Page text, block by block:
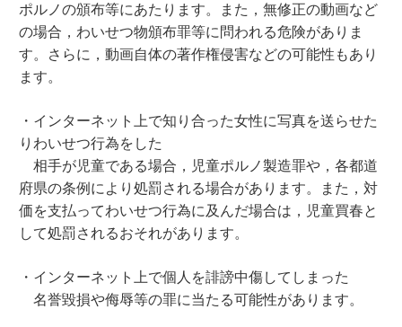
ポルノの頒布等にあたります。また，無修正の動画など
の場合，わいせつ物頒布罪等に問われる危険がありま
す。さらに，動画自体の著作権侵害などの可能性もあり
ます。
・インターネット上で知り合った女性に写真を送らせた
りわいせつ行為をした
相手が児童である場合，児童ポルノ製造罪や，各都道
府県の条例により処罰される場合があります。また，対
価を支払ってわいせつ行為に及んだ場合は，児童買春と
して処罰されるおそれがあります。
・インターネット上で個人を誹謗中傷してしまった
名誉毀損や侮辱等の罪に当たる可能性があります。